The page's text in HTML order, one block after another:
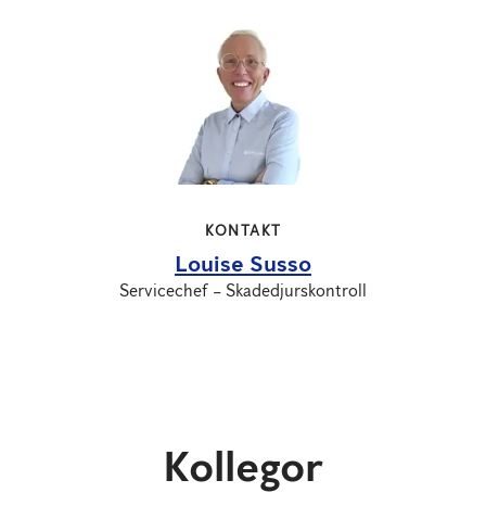
KONTAKT
Louise Susso
Servicechef – Skadedjurskontroll
Kollegor